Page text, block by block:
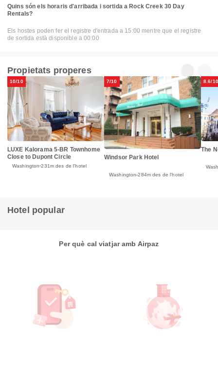
Quins són els horaris d'arribada i sortida a Rock Creek 30 Day
Rentals?
Els hostes poden fer el registre d'entrada a 15:00 mentre que el registre
de sortida està disponible a 00:00
Propietats properes
10/10
LUXE Kalorama 5-BR Townhome
Close to Dupont Circle
Washington 231m des de l'hotel
7/10
Windsor Park Hotel
Washington 284m des de l'hotel
8.6/10
The
Hotel popular
Per què cal viatjar amb Airpaz